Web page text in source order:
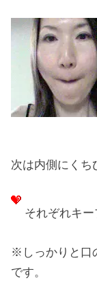
次は内側にくち
それぞれキ
※しっかりと口
です。